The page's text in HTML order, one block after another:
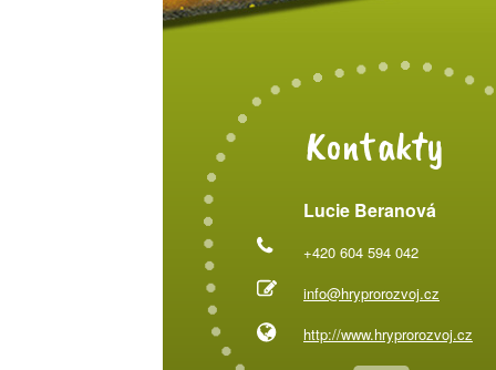
Kontakty
Lucie Beranová
+420 604 594 042
info@hryprorozvoj.cz
http://www.hryprorozvoj.cz